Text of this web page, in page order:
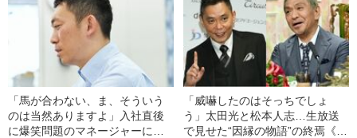
「馬が合わない、ま、そういう
のは当然ありますよ」入社直後
に爆笑問題のマネージャーにな
「威嚇したのはそっちでしょ
う」太田光と松本人志…生放送
で見せた“因縁の物語”の終焉《か